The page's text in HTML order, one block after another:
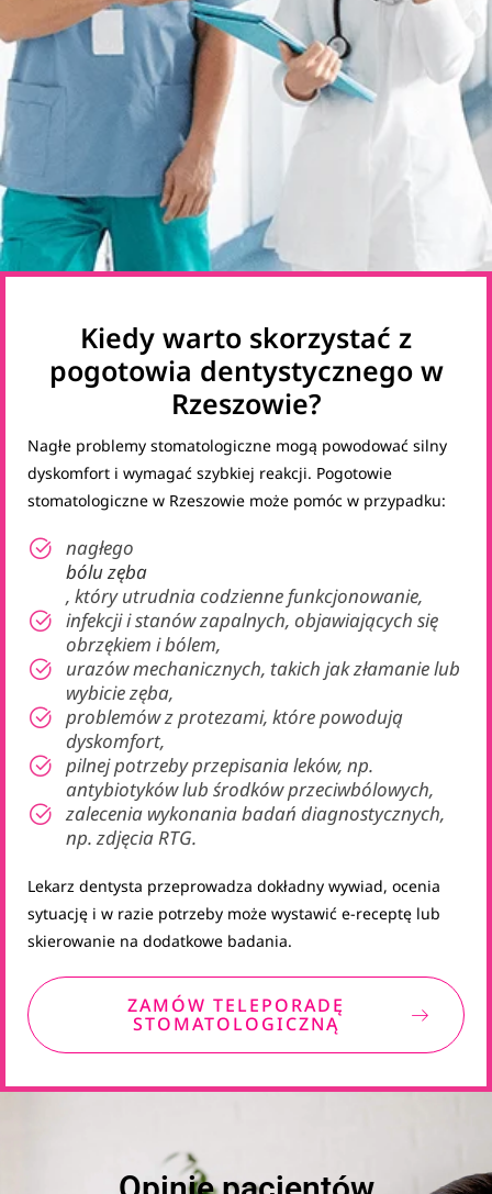
Kiedy warto skorzystać z
pogotowia dentystycznego w
Rzeszowie?
Nagłe problemy stomatologiczne mogą powodować silny
dyskomfort i wymagać szybkiej reakcji. Pogotowie
stomatologiczne w Rzeszowie może pomóc w przypadku:
nagłego
bólu zęba
, który utrudnia codzienne funkcjonowanie,
infekcji i stanów zapalnych, objawiających się
obrzękiem i bólem,
urazów mechanicznych, takich jak złamanie lub
wybicie zęba,
problemów z protezami, które powodują
dyskomfort,
pilnej potrzeby przepisania leków, np.
antybiotyków lub środków przeciwbólowych,
zalecenia wykonania badań diagnostycznych,
np. zdjęcia RTG.
Lekarz dentysta przeprowadza dokładny wywiad, ocenia
sytuację i w razie potrzeby może wystawić e-receptę lub
skierowanie na dodatkowe badania.
ZAMÓW TELEPORADĘ
STOMATOLOGICZNĄ